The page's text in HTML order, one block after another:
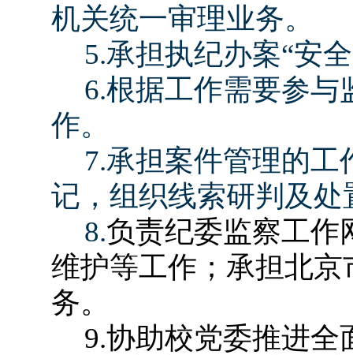
机关统一审理业务。
5.承担执纪办案“安
6.根据工作需要参与
作。
7.承担案件管理的工
记，组织线索研判及处
8.负责纪委监察工作
维护等工作；承担北京
务。
9.协助校党委推进全